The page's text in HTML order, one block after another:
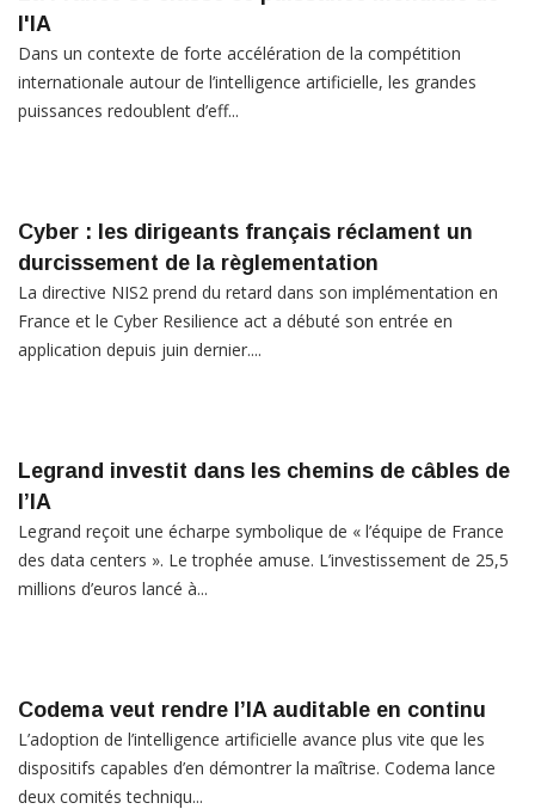
l'IA
Dans un contexte de forte accélération de la compétition
internationale autour de l’intelligence artificielle, les grandes
puissances redoublent d’eff...
Cyber : les dirigeants français réclament un
durcissement de la règlementation
La directive NIS2 prend du retard dans son implémentation en
France et le Cyber Resilience act a débuté son entrée en
application depuis juin dernier....
Legrand investit dans les chemins de câbles de
l’IA
Legrand reçoit une écharpe symbolique de « l’équipe de France
des data centers ». Le trophée amuse. L’investissement de 25,5
millions d’euros lancé à...
Codema veut rendre l’IA auditable en continu
L’adoption de l’intelligence artificielle avance plus vite que les
dispositifs capables d’en démontrer la maîtrise. Codema lance
deux comités techniqu...